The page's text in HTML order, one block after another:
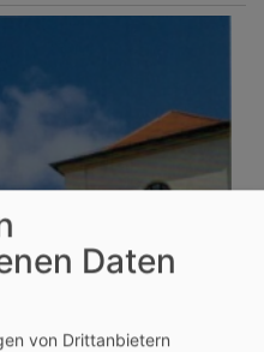
Daten
von Drittanbietern